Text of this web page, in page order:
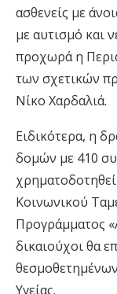
ασθενείς με
με αυτισμό και
προχωρά η
των σχετικών
Νίκο Χαρδαλιά.
Ειδικότερα, η
δομών με 410
Κοινωνικού
Προγράμματος
δικαιούχοι θα
Υγείας.